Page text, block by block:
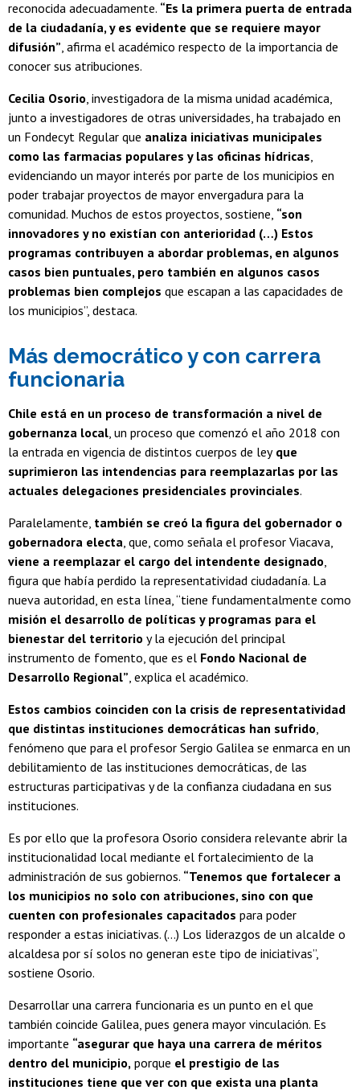
reconocida adecuadamente. “Es la primera puerta de entrada
de la ciudadanía, y es evidente que se requiere mayor
difusión” , afirma el académico respecto de la importancia de
conocer sus atribuciones.
Cecilia Osorio , investigadora de la misma unidad académica,
junto a investigadores de otras universidades, ha trabajado en
un Fondecyt Regular que analiza iniciativas municipales
como las farmacias populares y las oficinas hídricas
evidenciando un mayor interés por parte de los municipios en
poder trabajar proyectos de mayor envergadura para la
comunidad. Muchos de estos proyectos, sostiene, “son
innovadores y no existían con anterioridad (…) Estos
programas contribuyen a abordar problemas, en algunos
casos bien puntuales, pero también en algunos casos
problemas bien complejos que escapan a las capacidades de
los municipios”, destaca.
Más democrático y con carrera
funcionaria
Chile está en un proceso de transformación a nivel de
gobernanza local , un proceso que comenzó el año 2018 con
la entrada en vigencia de distintos cuerpos de leyque
suprimieron las intendencias para reemplazarlas por las
actuales delegaciones presidenciales provinciales.
Paralelamente, también se creó la figura del gobernador o
gobernadora electa , que, como señala el profesor Viacava,
viene a reemplazar el cargo del intendente designado
figura que había perdido la representatividad ciudadanía. La
nueva autoridad, en esta línea, “tiene fundamentalmente como
misión el desarrollo de políticas y programas para el
bienestar del territorio y la ejecución del principal
instrumento de fomento, que es el Fondo Nacional de
Desarrollo Regional” , explica el académico.
Estos cambios coinciden con la crisis de representatividad
que distintas instituciones democráticas han sufrido
fenómeno que para el profesor Sergio Galilea se enmarca en un
debilitamiento de las instituciones democráticas, de las
estructuras participativas y de la confianza ciudadana en sus
instituciones.
Es por ello que la profesora Osorio considera relevante abrir la
institucionalidad local mediante el fortalecimiento de la
administración de sus gobiernos. “Tenemos que fortalecer a
los municipios no solo con atribuciones, sino con que
cuenten con profesionales capacitados para poder
responder a estas iniciativas. (…) Los liderazgos de un alcalde o
alcaldesa por sí solos no generan este tipo de iniciativas”,
sostiene Osorio.
Desarrollar una carrera funcionaria es un punto en el que
también coincide Galilea, pues genera mayor vinculación. Es
importante “asegurar que haya una carrera de méritos
dentro del municipio, porque el prestigio de las
instituciones tiene que ver con que exista una planta